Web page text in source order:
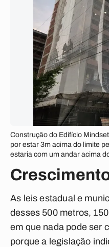
Construção do Edifício
por estar 3m acima do limite
estaria com um andar acima
As leis estadual e
desses 500 metros,
em que nada pode ser
porque a legislação